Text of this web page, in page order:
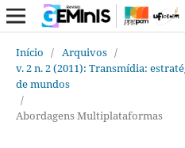
Início / Arquivos /
v. 2 n. 2 (2011): Transmídia:
de mundos
/
Abordagens Multiplataformas